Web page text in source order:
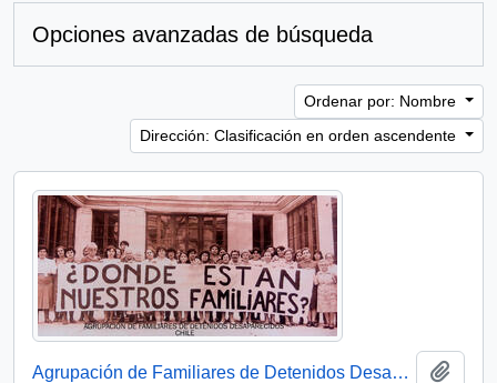
Opciones avanzadas de búsqueda
Ordenar por: Nombre
Dirección: Clasificación en orden ascendente
Agrupación de Familiares de Detenidos Desaparecidos (Chile)